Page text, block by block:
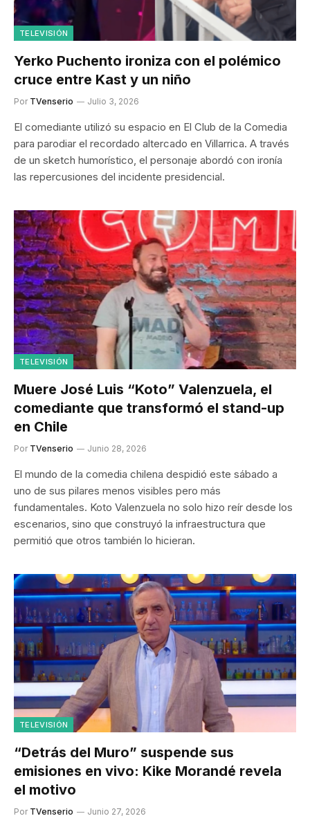
TELEVISIÓN
Yerko Puchento ironiza con el polémico
cruce entre Kast y un niño
Por TVenserio Julio 3, 2026
El comediante utilizó su espacio en El Club de la Comedia
para parodiar el recordado altercado en Villarrica. A través
de un sketch humorístico, el personaje abordó con ironía
las repercusiones del incidente presidencial.
TELEVISIÓN
Muere José Luis “Koto” Valenzuela, el
comediante que transformó el stand-up
en Chile
Por TVenserio Junio 28, 2026
El mundo de la comedia chilena despidió este sábado a
uno de sus pilares menos visibles pero más
fundamentales. Koto Valenzuela no solo hizo reír desde los
escenarios, sino que construyó la infraestructura que
permitió que otros también lo hicieran.
TELEVISIÓN
“Detrás del Muro” suspende sus
emisiones en vivo: Kike Morandé revela
el motivo
Por TVenserio Junio 27, 2026